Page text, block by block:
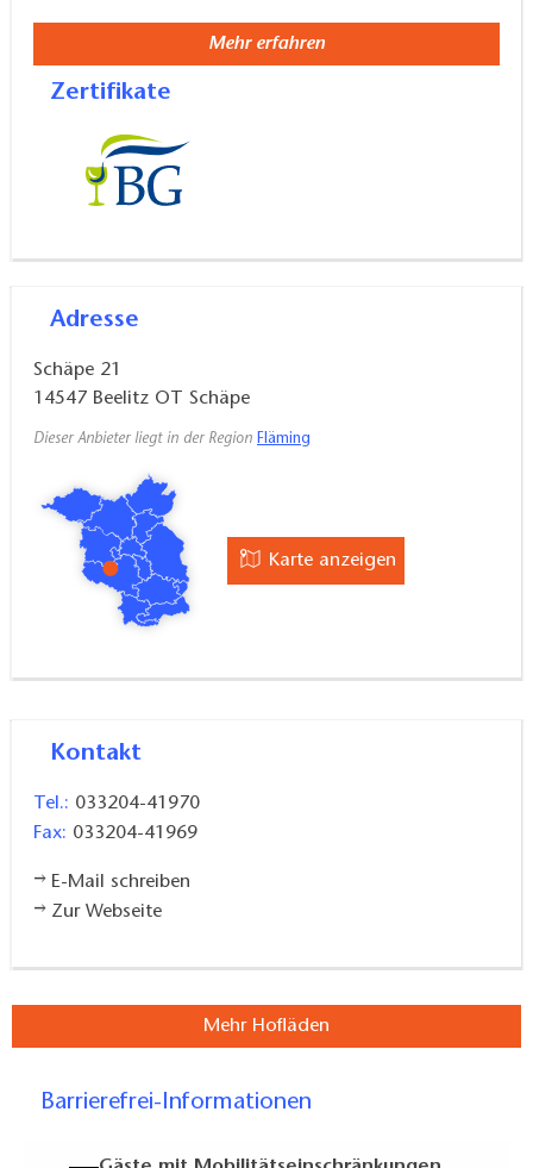
Mehr erfahren
Zertifikate
Adresse
Schäpe 21
14547 Beelitz OT Schäpe
Dieser Anbieter liegt in der Region Fläming
Karte anzeigen
Kontakt
Tel.: 033204-41970
Fax: 033204-41969
E-Mail schreiben
Zur Webseite
Mehr Hofläden
Barrierefrei-Informationen